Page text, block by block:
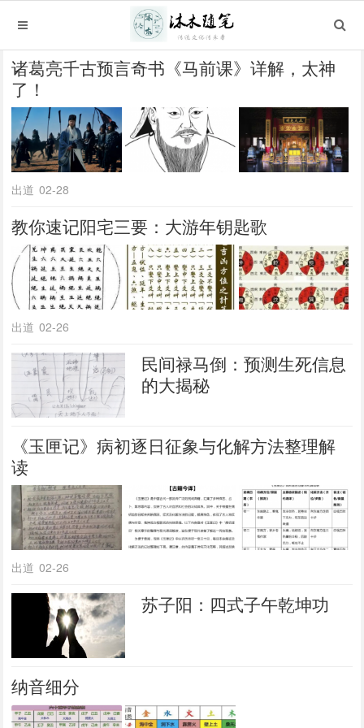
诸葛亮千古预言奇书《马前课》详解，太神
了！
出道 02-28
教你速记阳宅三要：大游年钥匙歌
出道 02-26
民间禄马倒：预测生死信息
的大揭秘
《玉匣记》病初逐日征象与化解方法整理解
读
出道 02-26
苏子阳：四式子午乾坤功
纳音细分